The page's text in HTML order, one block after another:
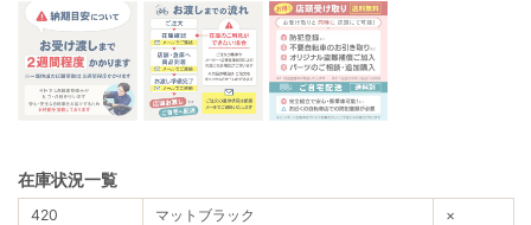
在庫状況一覧
420 マットブラック
×